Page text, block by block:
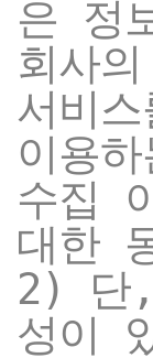
은 정
회사
서비스
이용
수집
대한
2) 단,
성이